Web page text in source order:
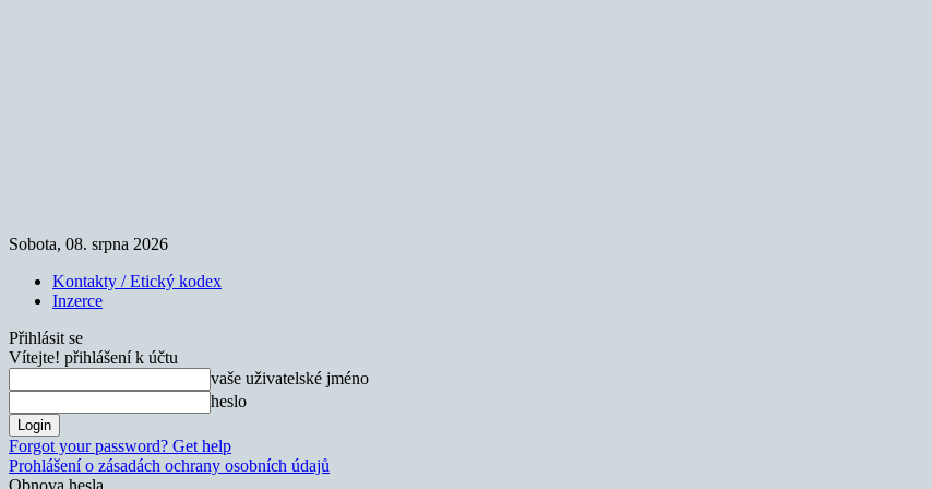
Sobota, 08. srpna 2026
Kontakty / Etický kodex
Inzerce
Přihlásit se
Vítejte! přihlášení k účtu
vaše uživatelské jméno
heslo
Forgot your password? Get help
Prohlášení o zásadách ochrany osobních údajů
Obnova hesla